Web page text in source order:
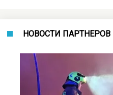
НОВОСТИ ПАРТНЕРОВ